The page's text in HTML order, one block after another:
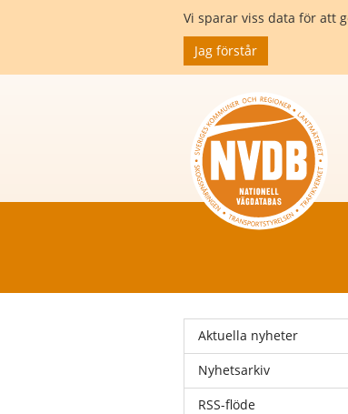
Vi sparar viss data för att
Jag förstår
Aktuella nyheter
Nyhetsarkiv
RSS-flöde